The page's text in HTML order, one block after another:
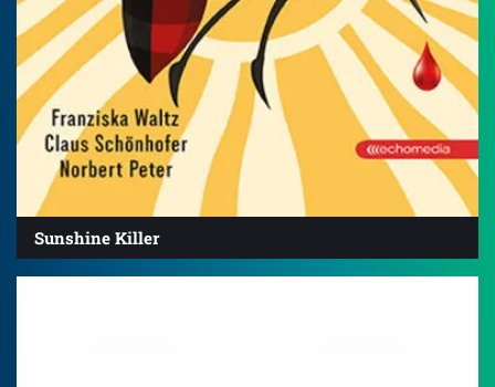
Sunshine Killer